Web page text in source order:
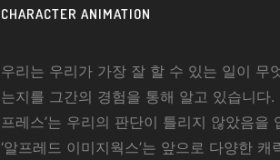
CHARACTER ANIMATION
우리는 우리가 가장 잘 할 수 있는 일이 무
는지를 그간의 경험을 통해 알고 있습니다.
프레스’는 우리의 판단이 틀리지 않았음을
‘알프레드 이미지웍스’는 앞으로 다양한